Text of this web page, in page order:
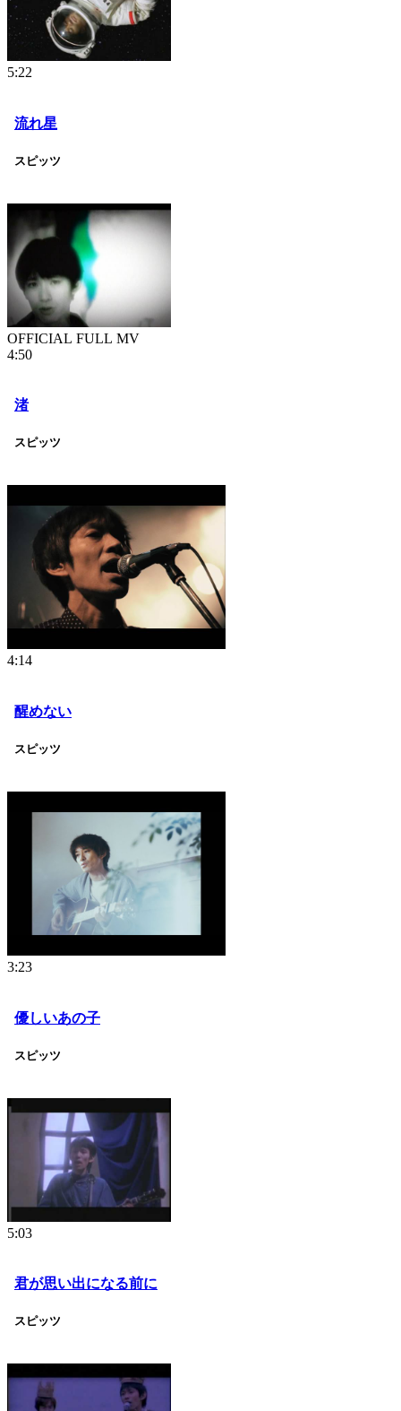
5:22
流れ星
スピッツ
OFFICIAL FULL MV
4:50
渚
スピッツ
4:14
醒めない
スピッツ
3:23
優しいあの子
スピッツ
5:03
君が思い出になる前に
スピッツ